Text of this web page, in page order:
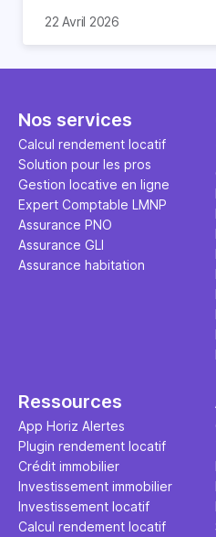
nombreux avantages à
expliquons tout dans cet
22 Avril 2026
Nos services
Calcul rendement locatif
Solution pour les pros
Gestion locative en ligne
Expert Comptable LMNP
Assurance PNO
Assurance GLI
Assurance habitation
Ressources
App Horiz Alertes
Plugin rendement locatif
Crédit immobilier
Investissement immobilier
Investissement locatif
Calcul rendement locatif